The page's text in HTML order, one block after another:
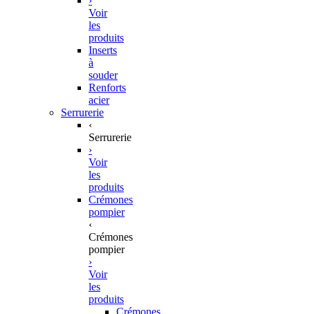
Voir
les
produits
Inserts
à
souder
Renforts
acier
Serrurerie
‹
Serrurerie
›
Voir
les
produits
Crémones
pompier
‹
Crémones
pompier
›
Voir
les
produits
Crémones